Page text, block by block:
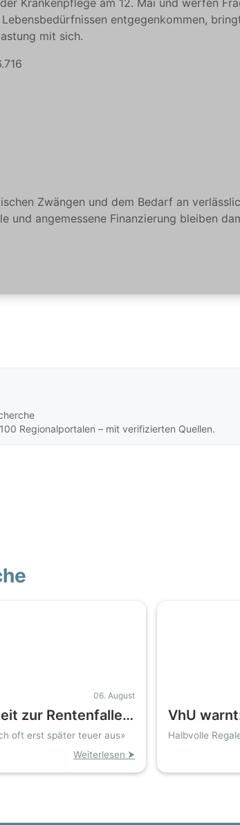
Krankenpflege am 12. Mai und werfen
entgegenkommen,
mit sich.
Zwängen und dem Bedarf an
und angemessene Finanzierung bleiben
Regionalportalen – mit verifizierten Quellen.
06. August
zur Rentenfalle
Ehefrauen
stehen vor
Lücken
oft erst später teuer aus»
Weiterlesen ⮞
VhU
Minijobs
Hessen
Halbvolle